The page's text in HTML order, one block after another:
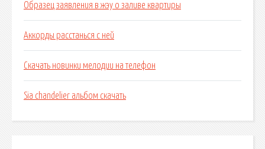
Образец заявления в жэу о заливе квартиры
Аккорды расстанься с ней
Скачать новинки мелодии на телефон
Sia chandelier альбом скачать